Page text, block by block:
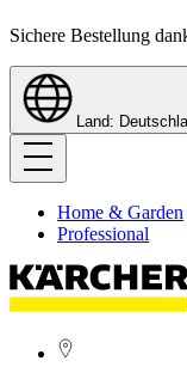
Sichere Bestellung
Land:
Home & Garden
Professional